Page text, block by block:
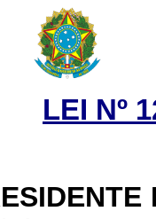
LEI Nº